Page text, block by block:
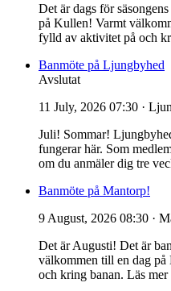
Det är dags för
på Kullen! Varmt
fylld av aktivitet på och
Banmöte på Ljungbyhed
Avslutat
11 July, 2026 07:30 ·
Juli! Sommar!
fungerar här. Som
om du anmäler dig tre
Banmöte på Mantorp!
9 August, 2026 08:30 ·
Det är Augusti! Det är
välkommen till en dag
och kring banan. Läs